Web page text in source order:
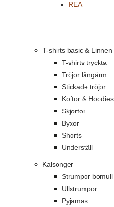
REA
T-shirts basic & Linnen
T-shirts tryckta
Tröjor långärm
Stickade tröjor
Koftor & Hoodies
Skjortor
Byxor
Shorts
Underställ
Kalsonger
Strumpor bomull
Ullstrumpor
Pyjamas